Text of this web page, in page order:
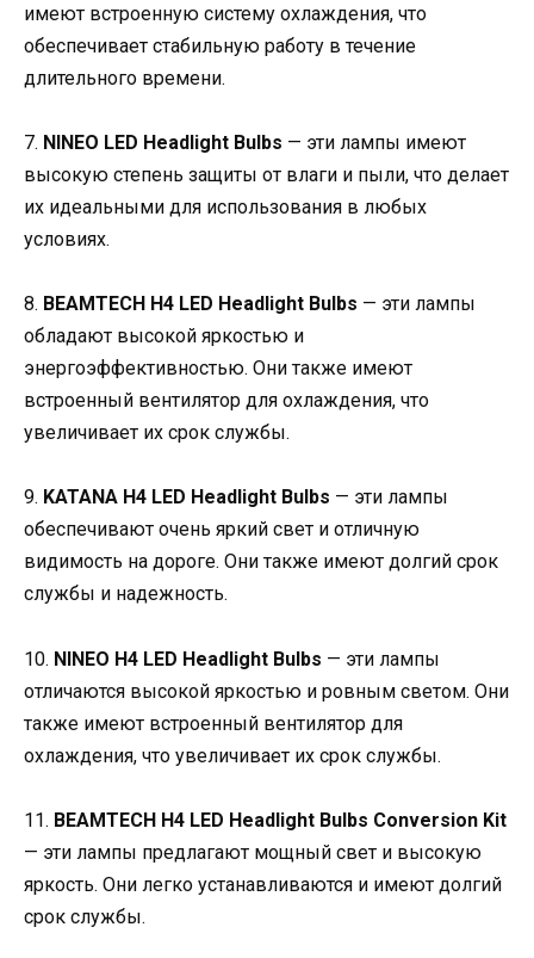
имеют встроенную систему охлаждения, что
обеспечивает стабильную работу в течение
длительного времени.
7. NINEO LED Headlight Bulbs — эти лампы имеют
высокую степень защиты от влаги и пыли, что делает
их идеальными для использования в любых
условиях.
8. BEAMTECH H4 LED Headlight Bulbs — эти лампы
обладают высокой яркостью и
энергоэффективностью. Они также имеют
встроенный вентилятор для охлаждения, что
увеличивает их срок службы.
9. KATANA H4 LED Headlight Bulbs — эти лампы
обеспечивают очень яркий свет и отличную
видимость на дороге. Они также имеют долгий срок
службы и надежность.
10. NINEO H4 LED Headlight Bulbs — эти лампы
отличаются высокой яркостью и ровным светом. Они
также имеют встроенный вентилятор для
охлаждения, что увеличивает их срок службы.
11. BEAMTECH H4 LED Headlight Bulbs Conversion Kit
— эти лампы предлагают мощный свет и высокую
яркость. Они легко устанавливаются и имеют долгий
срок службы.